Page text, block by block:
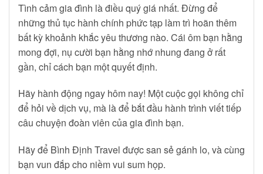
Tình cảm gia đình là điều quý giá nhất. Đừng để
những thủ tục hành chính phức tạp làm trì hoãn thêm
bất kỳ khoảnh khắc yêu thương nào. Cái ôm bạn hằng
mong đợi, nụ cười bạn hằng nhớ nhung đang ở rất
gần, chỉ cách bạn một quyết định.
Hãy hành động ngay hôm nay! Một cuộc gọi không chỉ
để hỏi về dịch vụ, mà là để bắt đầu hành trình viết tiếp
câu chuyện đoàn viên của gia đình bạn.
Hãy để Bình Định Travel được san sẻ gánh lo, và cùng
bạn vun đắp cho niềm vui sum họp.